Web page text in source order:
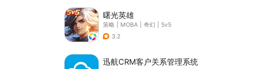
曙光英雄
策略 MOBA 奇幻
5v5
3.2
迅航CRM客户关系管理系统